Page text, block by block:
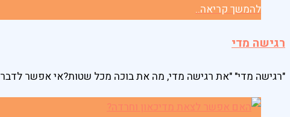
להמשך קריאה..
רגישה מדי
"רגישה מדי" "את רגישה מדי, מה את בוכה מכל שטות?אי אפשר